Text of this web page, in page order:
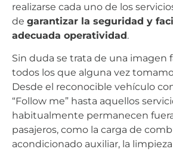
realizarse cada uno de los
de garantizar la seguridad y
adecuada operatividad.
Sin duda se trata de una imagen
todos los que alguna vez
Desde el reconocible vehículo
“Follow me” hasta aquellos
habitualmente permanecen
pasajeros, como la carga de
acondicionado auxiliar, la